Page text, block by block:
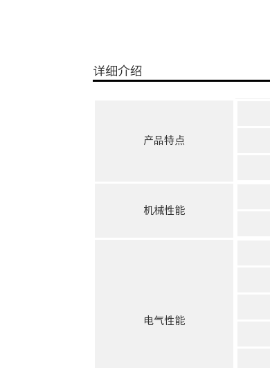
详细介绍
产品特点
机械性能
电气性能